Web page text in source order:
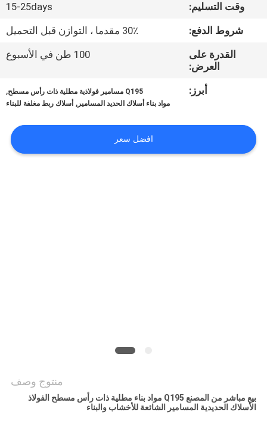
مراقبة
الجودة
اطلب
اقتباس
وقت التسليم:
15-25days
شروط الدفع:
30٪ مقدما ، التوازن قبل التحميل
القدرة على
العرض:
100 طن في الأسبوع
أبرز: Q195 مسامير فولاذية مطلية ذات رأس مسطح ,
مواد بناء أسلاك الحديد المسامير , أسلاك ربط مغلفة للبناء
افضل سعر
منتوج وصف
بيع مباشر من المصنع Q195 مواد بناء مطلية ذات رأس مسطح الفولاذ
الأسلاك الحديدية المسامير الشائعة للأخشاب والبناء